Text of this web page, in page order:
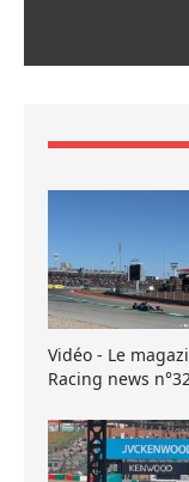
Vidéo - Le
Racing news